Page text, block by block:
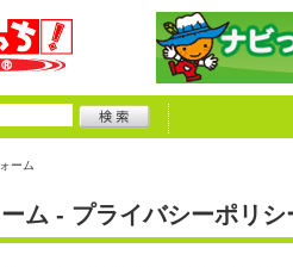
ーム
ム - プライバシーポリ